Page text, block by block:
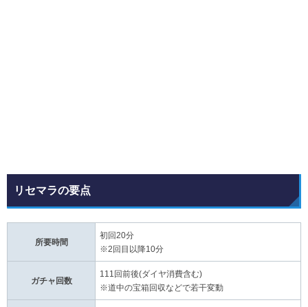
リセマラの要点
所要時間
初回20分
※2回目以降10分
ガチャ回数
111回前後(ダイヤ消費含む)
※道中の宝箱回収などで若干変動